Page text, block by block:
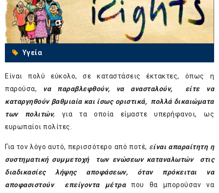
Υγεία
Είναι πολύ εύκολο, σε καταστάσεις έκτακτες, όπως η
παρούσα,
να παραβλεφθούν, να ανασταλούν, είτε
να
καταργηθούν βαθμιαία και ίσως οριστικά, πολλά δικαιώματα
των πολιτών, για τα οποία είμαστε υπερήφανοι, ως
ευρωπαίοι πολίτες.
Για τον λόγο αυτό, περισσότερο από ποτέ, είναι απαραίτητη η
συστηματική συμμετοχή των ενώσεων καταναλωτών στις
διαδικασίες λήψης αποφάσεων, όταν πρόκειται να
αποφασιστούν επείγοντα μέτρα
που θα μπορούσαν να